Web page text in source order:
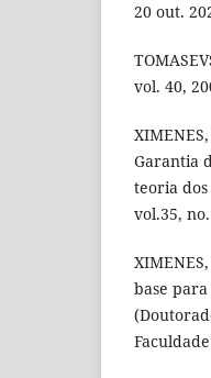
20 out.
vol. 40,
Garantia
teoria
vol.35,
base